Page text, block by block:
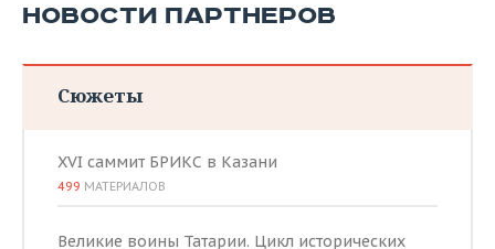
НОВОСТИ ПАРТНЕРОВ
Сюжеты
XVI саммит БРИКС в Казани
499 МАТЕРИАЛОВ
Великие воины Татарии. Цикл исторических